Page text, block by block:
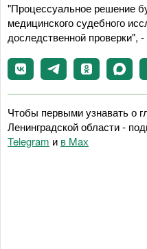
"Процессуальное решение
медицинского судебного
доследственной проверки",
Чтобы первыми узнавать о
Ленинградской области -
Telegram и в Maх